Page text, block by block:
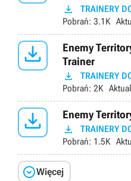
 TRAINERY
Pobrań: 3.1K

Enemy
Trainer
 TRAINERY
Pobrań: 2K
 Enemy
 TRAINERY
Pobrań: 1.5K
Więcej